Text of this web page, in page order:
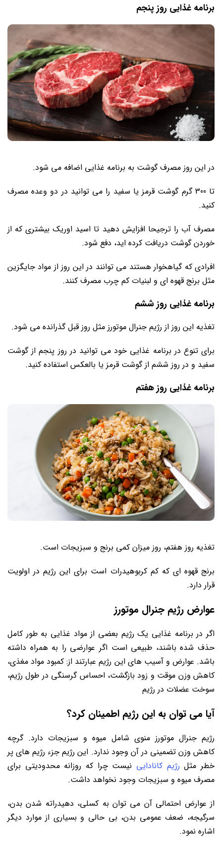
برنامه غذایی روز پنجم
در این روز مصرف گوشت به برنامه غذایی اضافه می شود.
تا 300 گرم گوشت قرمز یا سفید را می توانید در دو وعده مصرف
کنید.
مصرف آب را ترجیحا افزایش دهید تا اسید اوریک بیشتری که از
خوردن گوشت دریافت کرده اید، دفع شود.
افرادی که گیاهخوار هستند می توانند در این روز از مواد جایگزین
مثل برنج قهوه ای و لبنیات کم چرب مصرف کنند.
برنامه غذایی روز ششم
تغذیه این روز از رژیم جنرال موتورز مثل روز قبل گذرانده می شود.
برای تنوع در برنامه غذایی خود می توانید در روز پنجم از گوشت
سفید و در روز ششم از گوشت قرمز یا بالعکس استفاده کنید.
برنامه غذایی روز هفتم
تغذیه روز هفتم، روز میزان کمی برنج و سبزیجات است.
برنج قهوه ای که کم کربوهیدرات است برای این رژیم در اولویت
قرار دارد.
عوارض رژیم جنرال موتورز
اگر در برنامه غذایی یک رژیم بعضی از مواد غذایی به طور کامل
حذف شده باشند، طبیعی است اگر عوارضی را به همراه داشته
باشد. عوارض و آسیب های این رژیم عبارتند از: کمبود مواد مغذی،
کاهش وزن موقت و زود بازگشت، احساس گرسنگی در طول رژیم،
سوخت عضلات در رژیم
آیا می توان به این رژیم اطمینان کرد؟
رژیم جنرال موتورز منوی شامل میوه و سبزیجات دارد. گرچه
کاهش وزن تضمینی در آن وجود ندارد. این رژیم جزء رژیم های پر
خطر مثل رژیم کانادایی نیست چرا که روزانه محدودیتی برای
مصرف میوه و سبزیجات وجود نخواهد داشت.
از عوارض احتمالی آن می توان به کسلی، دهیدراته شدن بدن،
سرگیجه، ضعف عمومی بدن، بی حالی و بسیاری از موارد دیگر
اشاره نمود.